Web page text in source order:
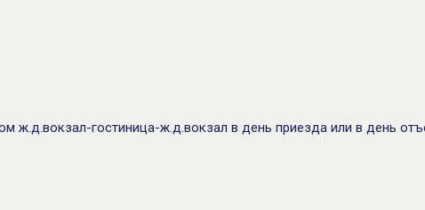
ж.д.вокзал-гостиница-ж.д.вокзал в день приезда или в день